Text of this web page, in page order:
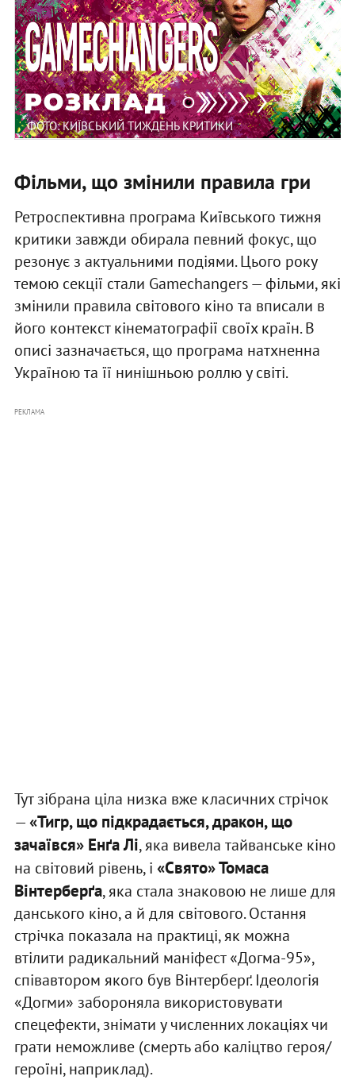
ФОТО: КИЇВСЬКИЙ ТИЖДЕНЬ КРИТИКИ
Фільми, що змінили правила гри
Ретроспективна програма Київського тижня
критики завжди обирала певний фокус, що
резонує з актуальними подіями. Цього року
темою секції стали Gamechangers — фільми, які
змінили правила світового кіно та вписали в
його контекст кінематографії своїх країн. В
описі зазначається, що програма натхненна
Україною та її нинішньою роллю у світі.
РЕКЛАМА
Тут зібрана ціла низка вже класичних стрічок
—«Тигр, що підкрадається, дракон, що
зачаївся» Енґа Лі, яка вивела тайванське кіно
на світовий рівень, і «Свято» Томаса
Вінтерберґа, яка стала знаковою не лише для
данського кіно, а й для світового. Остання
стрічка показала на практиці, як можна
втілити радикальний маніфест «Догма-95»,
співавтором якого був Вінтерберґ. Ідеологія
«Догми» забороняла використовувати
спецефекти, знімати у численних локаціях чи
грати неможливе (смерть або каліцтво героя/
героїні, наприклад).